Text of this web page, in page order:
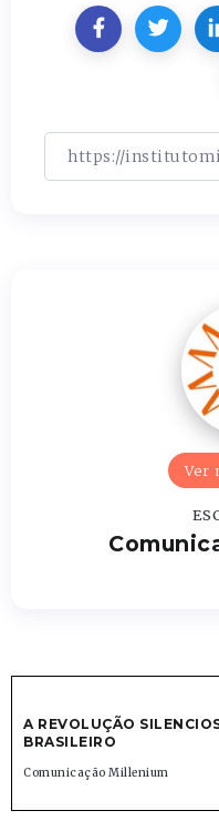
Ver
A REVOLUÇÃO
BRASILEIRO
Comunicação Millenium